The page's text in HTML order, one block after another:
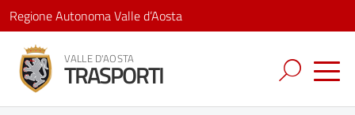
Regione Autonoma Valle d’Aosta
VALLE D'AOSTA
TRASPORTI